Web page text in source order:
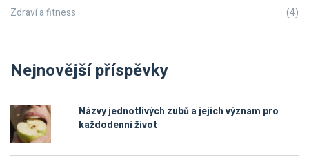
Zdraví a fitness (4)
Nejnovější příspěvky
Názvy jednotlivých zubů a jejich význam pro
každodenní život